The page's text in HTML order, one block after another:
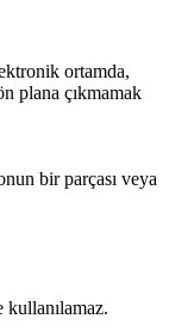
ortamda,
plana çıkmamak
bir parçası veya